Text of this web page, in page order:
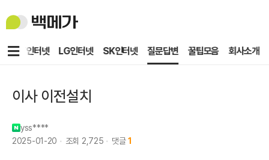
백
메
KT인터넷 LG인터넷 SK인터넷 질문답변 꿀팁모음 회사소개
메
이사 이전설치
yss****
2025-01-20
조회 2,725 댓글 1